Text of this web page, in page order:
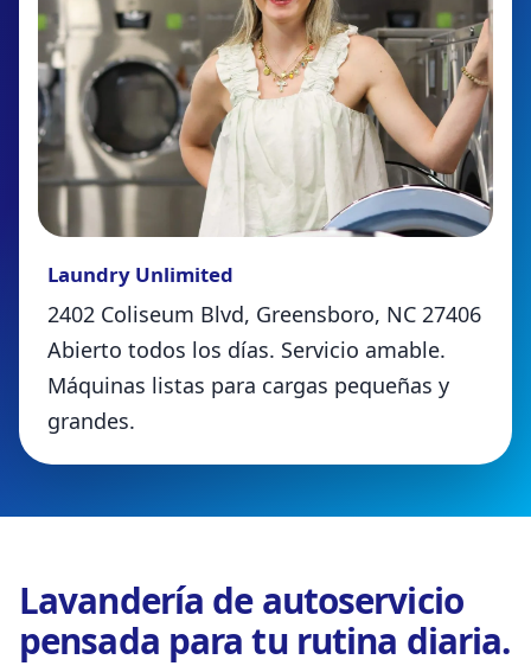
Laundry Unlimited
2402 Coliseum Blvd, Greensboro, NC 27406
Abierto todos los días. Servicio amable.
Máquinas listas para cargas pequeñas y
grandes.
Lavandería de autoservicio
pensada para tu rutina diaria.